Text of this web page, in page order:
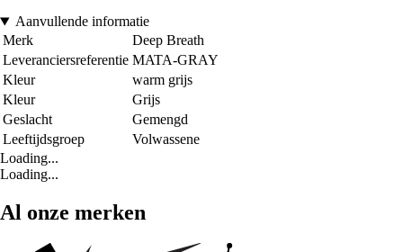
Aanvullende informatie
Merk
Deep Breath
Leveranciersreferentie MATA-GRAY
Kleur
warm grijs
Kleur
Grijs
Geslacht
Gemengd
Leeftijdsgroep
Volwassene
Loading...
Loading...
Al onze merken